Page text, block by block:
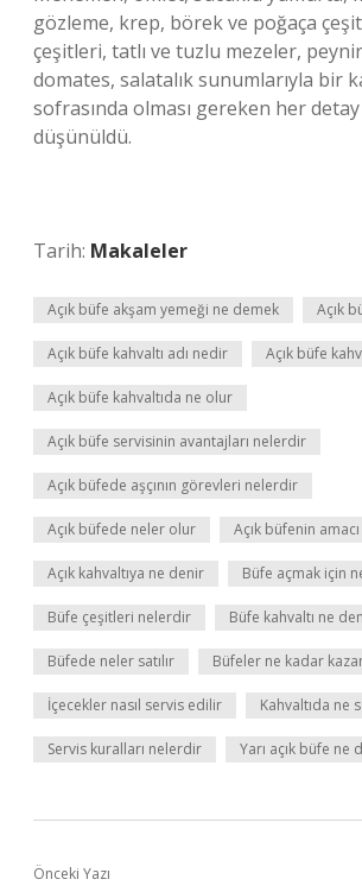
gözleme, krep, börek ve poğaça
çeşitleri, tatlı ve tuzlu mezeler,
domates, salatalık sunumlarıyla bir
sofrasında olması gereken her
düşünüldü.
Tarih: Makaleler
Açık büfe akşam yemeği ne demek Açık
Açık büfe kahvaltı adı nedir Açık büfe
Açık büfe kahvaltıda ne olur
Açık büfe servisinin avantajları nelerdir
Açık büfede aşçının görevleri nelerdir
Açık büfede neler olur Açık büfenin
Açık kahvaltıya ne denir Büfe açmak için
Büfe çeşitleri nelerdir Büfe kahvaltı ne
Büfede neler satılır Büfeler ne kadar
İçecekler nasıl servis edilir Kahvaltıda ne
Servis kuralları nelerdir Yarı açık büfe ne
Önceki Yazı